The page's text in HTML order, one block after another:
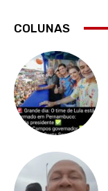
COLUNAS